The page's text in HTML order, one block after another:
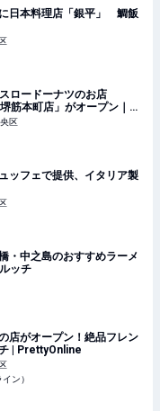
日本料理店「銀平」 鯛飯
ロードーナツのお店
筋本町店」がオープン｜シ
区
ッフェで提供、イタリア製
・中之島のおすすめラーメ
ッチ
店がオープン！絶品フレン
| PrettyOnline
ン）